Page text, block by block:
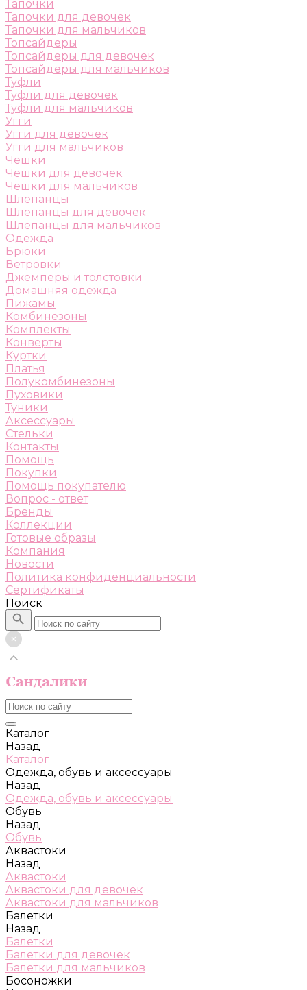
Тапочки
Тапочки для девочек
Тапочки для мальчиков
Топсайдеры
Топсайдеры для девочек
Топсайдеры для мальчиков
Туфли
Туфли для девочек
Туфли для мальчиков
Угги
Угги для девочек
Угги для мальчиков
Чешки
Чешки для девочек
Чешки для мальчиков
Шлепанцы
Шлепанцы для девочек
Шлепанцы для мальчиков
Одежда
Брюки
Ветровки
Джемперы и толстовки
Домашняя одежда
Пижамы
Комбинезоны
Комплекты
Конверты
Куртки
Платья
Полукомбинезоны
Пуховики
Туники
Аксессуары
Стельки
Контакты
Помощь
Покупки
Помощь покупателю
Вопрос - ответ
Бренды
Коллекции
Готовые образы
Компания
Новости
Политика конфиденциальности
Сертификаты
Поиск
Каталог
Назад
Каталог
Одежда, обувь и аксессуары
Назад
Одежда, обувь и аксессуары
Обувь
Назад
Обувь
Аквастоки
Назад
Аквастоки
Аквастоки для девочек
Аквастоки для мальчиков
Балетки
Назад
Балетки
Балетки для девочек
Балетки для мальчиков
Босоножки